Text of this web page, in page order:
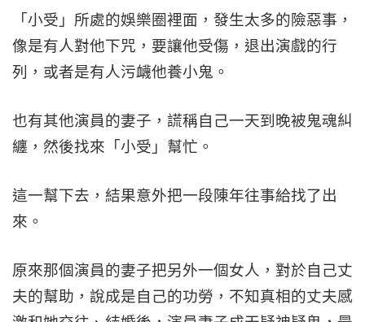
「小受」所處的娛樂圈裡面，發生太多的險惡事，
像是有人對他下咒，要讓他受傷，退出演戲的行
列，或者是有人污衊他養小鬼。
也有其他演員的妻子，謊稱自己一天到晚被鬼魂糾
纏，然後找來「小受」幫忙。
這一幫下去，結果意外把一段陳年往事給找了出
來。
原來那個演員的妻子把另外一個女人，對於自己丈
夫的幫助，說成是自己的功勞，不知真相的丈夫感